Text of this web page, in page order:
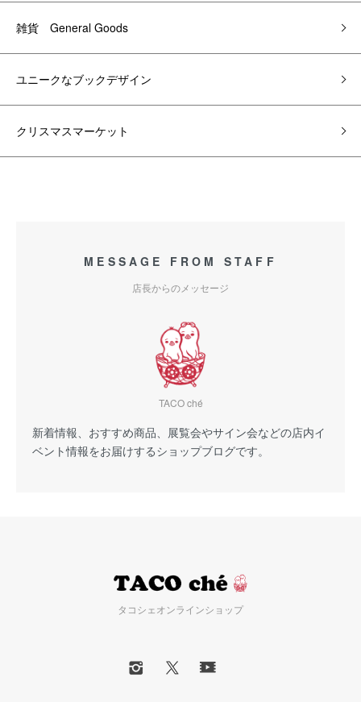
雑貨 General Goods
ユニークなブックデザイン
クリスマスマーケット
MESSAGE FROM STAFF
店長からのメッセージ
TACO ché
新着情報、おすすめ商品、展覧会やサイン会などの店内イ
ベント情報をお届けするショップブログです。
タコシェオンラインショップ